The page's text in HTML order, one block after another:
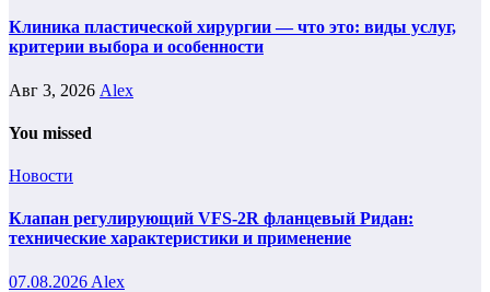
Клиника пластической хирургии — что это: виды услуг,
критерии выбора и особенности
Авг 3, 2026 Alex
You missed
Новости
Клапан регулирующий VFS-2R фланцевый Ридан:
технические характеристики и применение
07.08.2026 Alex